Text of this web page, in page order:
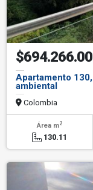
Apartamento
ambiental
Colombia
Área m2
130.11